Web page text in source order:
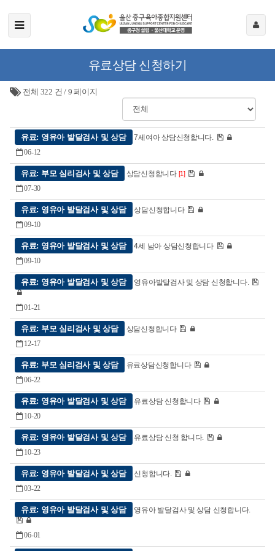
유료상담 신청하기
전체 322 건 / 9 페이지
유료: 영유아 발달검사 및 상담
7세여아 상담신청합니다.
06-12
유료: 부모 심리검사 및 상담 상담신청합니다 [1]
07-30
유료: 영유아 발달검사 및 상담
상담신청합니다
09-10
유료: 영유아 발달검사 및 상담
4세 남아 상담신청합니다
09-10
유료: 영유아 발달검사 및 상담 영유아발달검사 및 상담 신청합니다.
01-21
유료: 부모 심리검사 및 상담
상담신청합니다
12-17
유료: 부모 심리검사 및 상담
유료상담신청합니다
06-22
유료: 영유아 발달검사 및 상담
유료상담 신청합니다
10-20
유료: 영유아 발달검사 및 상담
유료상담 신청 합니다.
10-23
유료: 영유아 발달검사 및 상담
신청합니다.
03-22
유료: 영유아 발달검사 및 상담 영유아 발달검사 및 상담 신청합니다.
06-01